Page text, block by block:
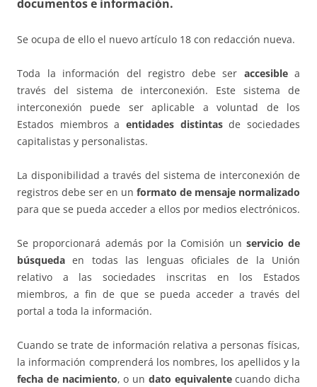
documentos e información.
Se ocupa de ello el nuevo artículo 18 con redacción nueva.
Toda la información del registro debe ser accesiblea
través del sistema de interconexión. Este sistema de
interconexión puede ser aplicable a voluntad de los
Estados miembros a entidades distintasde sociedades
capitalistas y personalistas.
La disponibilidad a través del sistema de interconexión de
registros debe ser en un formato de mensaje normalizado
para que se pueda acceder a ellos por medios electrónicos.
Se proporcionará además por la Comisión un servicio de
búsqueda en todas las lenguas oficiales de la Unión
relativo a las sociedades inscritas en los Estados
miembros, a fin de que se pueda acceder a través del
portal a toda la información.
Cuando se trate de información relativa a personas físicas,
la información comprenderá los nombres, los apellidos y la
fecha de nacimiento, o un dato equivalentecuando dicha